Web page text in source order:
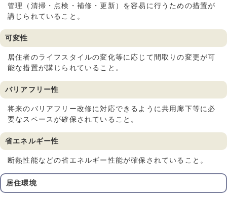
管理（清掃・点検・補修・更新）を容易に行うための措置が
講じられていること。
可変性
居住者のライフスタイルの変化等に応じて間取りの変更が可
能な措置が講じられていること。
バリアフリー性
将来のバリアフリー改修に対応できるように共用廊下等に必
要なスペースが確保されていること。
省エネルギー性
断熱性能などの省エネルギー性能が確保されていること。
居住環境